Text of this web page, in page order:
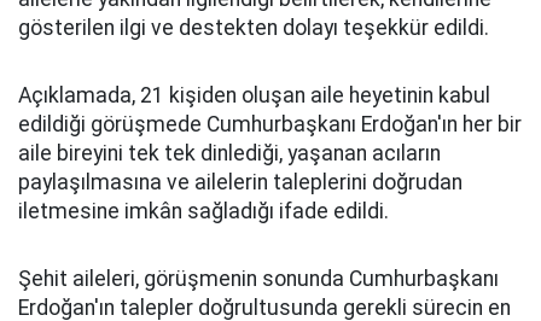
gösterilen ilgi ve destekten dolayı teşekkür edildi.
Açıklamada, 21 kişiden oluşan aile heyetinin kabul
edildiği görüşmede Cumhurbaşkanı Erdoğan'ın her bir
aile bireyini tek tek dinlediği, yaşanan acıların
paylaşılmasına ve ailelerin taleplerini doğrudan
iletmesine imkân sağladığı ifade edildi.
Şehit aileleri, görüşmenin sonunda Cumhurbaşkanı
Erdoğan'ın talepler doğrultusunda gerekli sürecin en